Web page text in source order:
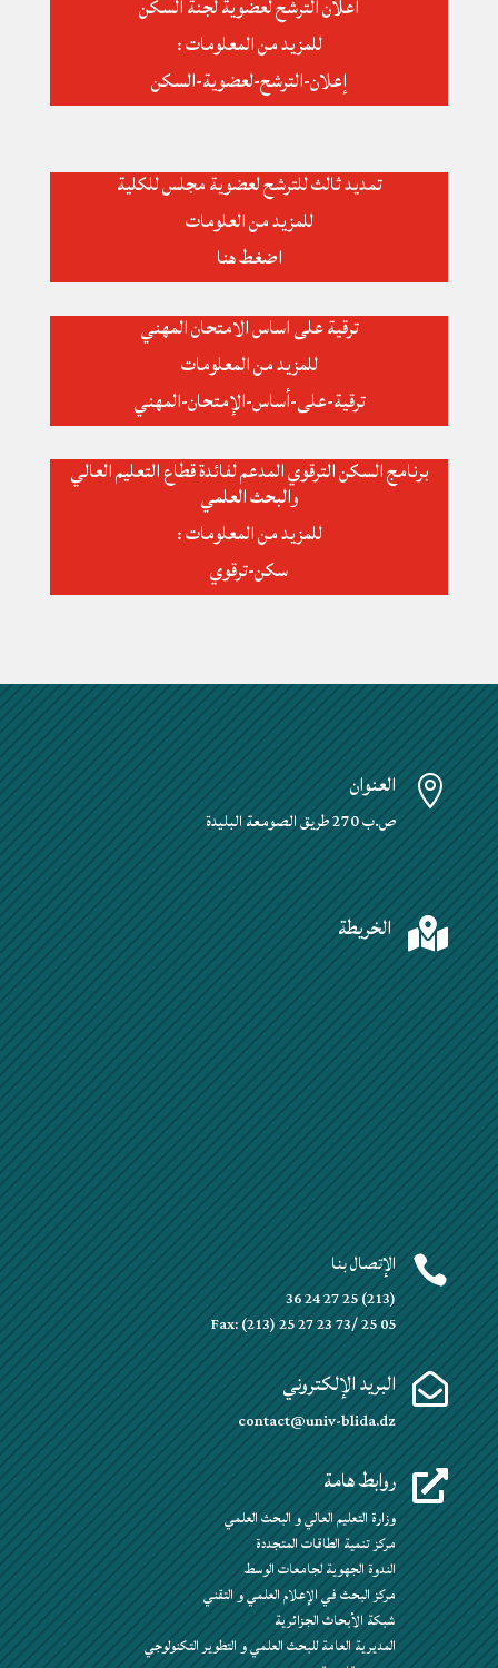
للمزيد من المعلومات :
إعلان-الترشح-لعضوية-السكن
تمديد ثالث للترشح لعضوية مجلس للكلية
للمزيد من العلومات
اضغط هنا
ترقية على اساس الامتحان المهني
للمزيد من المعلومات
ترقية-على-أساس-الإمتحان-المهني
برنامج السكن الترقوي المدعم لفائدة قطاع التعليم العالي
والبحث العلمي
للمزيد من المعلومات :
سكن-ترقوي
 العنوان
ص.ب 270 طريق الصومعة البليدة
 الخريطة
 الإتصال بنا
(213) 25 27 24 36
Fax: (213) 25 27 23 73/ 25 05
 البريد الإلكتروني
contact@univ-blida.dz
 روابط هامة
وزارة التعليم العالي و البحث العلمي
مركز تنمية الطاقات المتجددة
الندوة الجهوية لجامعات الوسط
مركز البحث في الإعلام العلمي و التقني
شبكة الأبحاث الجزائرية
المديرية العامة للبحث العلمي و التطوير التكنولوجي